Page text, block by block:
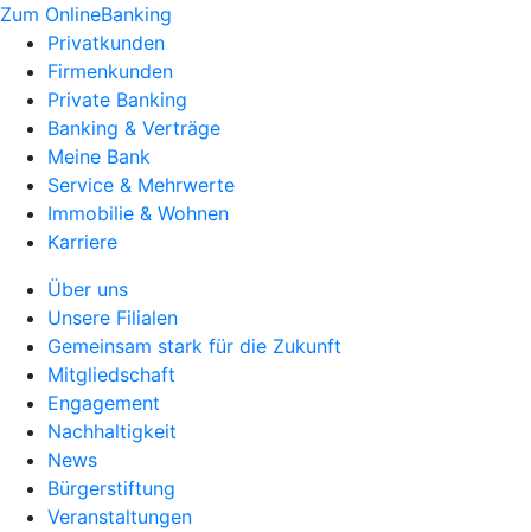
Zum OnlineBanking
Privatkunden
Firmenkunden
Private Banking
Banking & Verträge
Meine Bank
Service & Mehrwerte
Immobilie & Wohnen
Karriere
Über uns
Unsere Filialen
Gemeinsam stark für die Zukunft
Mitgliedschaft
Engagement
Nachhaltigkeit
News
Bürgerstiftung
Veranstaltungen